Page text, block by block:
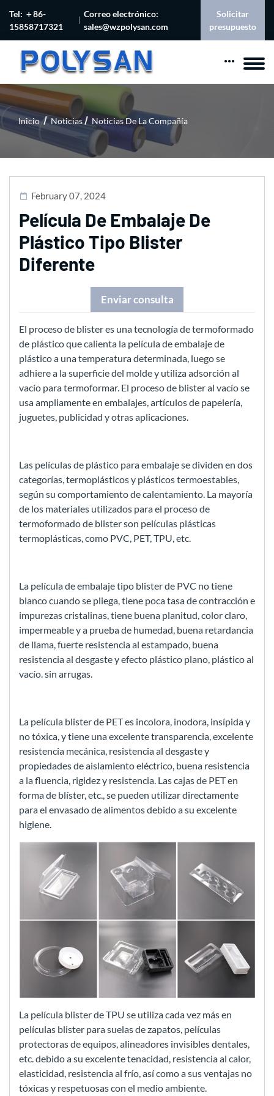
Tel: ＋86-
15858717321
Correo electrónico:
sales@wzpolysan.com
Solicitar
presupuesto
Inicio Noticias Noticias De La Compañía
February 07, 2024
Película De Embalaje De
Plástico Tipo Blister
Diferente
Enviar consulta
El proceso de blister es una tecnología de termoformado
de plástico que calienta la película de embalaje de
plástico a una temperatura determinada, luego se
adhiere a la superficie del molde y utiliza adsorción al
vacío para termoformar. El proceso de blister al vacío se
usa ampliamente en embalajes, artículos de papelería,
juguetes, publicidad y otras aplicaciones.
Las películas de plástico para embalaje se dividen en dos
categorías, termoplásticos y plásticos termoestables,
según su comportamiento de calentamiento. La mayoría
de los materiales utilizados para el proceso de
termoformado de blister son películas plásticas
termoplásticas, como PVC, PET, TPU, etc.
La película de embalaje tipo blister de PVC no tiene
blanco cuando se pliega, tiene poca tasa de contracción e
impurezas cristalinas, tiene buena planitud, color claro,
impermeable y a prueba de humedad, buena retardancia
de llama, fuerte resistencia al estampado, buena
resistencia al desgaste y efecto plástico plano, plástico al
vacío. sin arrugas.
La película blister de PET es incolora, inodora, insípida y
no tóxica, y tiene una excelente transparencia, excelente
resistencia mecánica, resistencia al desgaste y
propiedades de aislamiento eléctrico, buena resistencia
a la fluencia, rigidez y resistencia. Las cajas de PET en
forma de blíster, etc., se pueden utilizar directamente
para el envasado de alimentos debido a su excelente
higiene.
La película blister de TPU se utiliza cada vez más en
películas blister para suelas de zapatos, películas
protectoras de equipos, alineadores invisibles dentales,
etc. debido a su excelente tenacidad, resistencia al calor,
elasticidad, resistencia al frío, así como a sus ventajas no
tóxicas y respetuosas con el medio ambiente.